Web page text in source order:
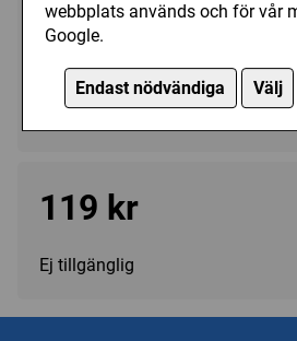
webbplats används och för vår
Google.
Endast nödvändiga Välj
Art.nr.:RA108923
Antal Bitar/100 - 199
119 kr
Ej tillgänglig